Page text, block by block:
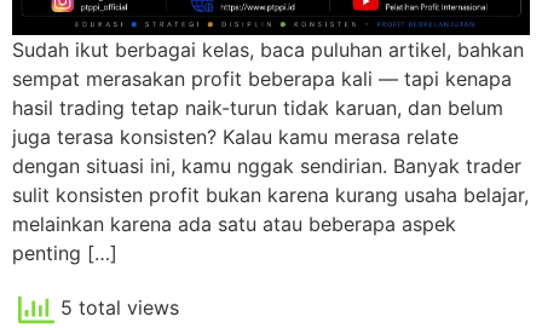
Sudah ikut berbagai kelas, baca puluhan artikel, bahkan
sempat merasakan profit beberapa kali — tapi kenapa
hasil trading tetap naik-turun tidak karuan, dan belum
juga terasa konsisten? Kalau kamu merasa relate
dengan situasi ini, kamu nggak sendirian. Banyak trader
sulit konsisten profit bukan karena kurang usaha belajar,
melainkan karena ada satu atau beberapa aspek
penting […]
5 total views